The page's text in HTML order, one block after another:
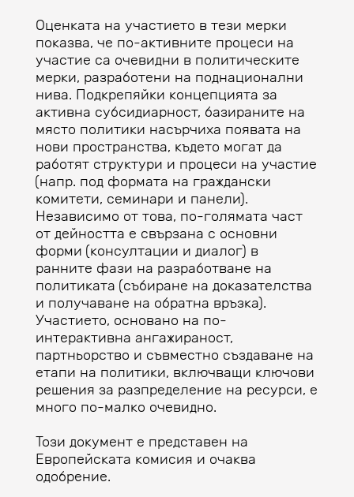
Оценката на участието в тези мерки
показва, че по-активните процеси на
участие са очевидни в политическите
мерки, разработени на поднационални
нива. Подкрепяйки концепцията за
активна субсидиарност, базираните на
място политики насърчиха появата на
нови пространства, където могат да
работят структури и процеси на участие
(напр. под формата на граждански
комитети, семинари и панели).
Независимо от това, по-голямата част
от дейността е свързана с основни
форми (консултации и диалог) в
ранните фази на разработване на
политиката (събиране на доказателства
и получаване на обратна връзка).
Участието, основано на по-
интерактивна ангажираност,
партньорство и съвместно създаване на
етапи на политики, включващи ключови
решения за разпределение на ресурси, е
много по-малко очевидно.
Този документ е представен на
Европейската комисия и очаква
одобрение.